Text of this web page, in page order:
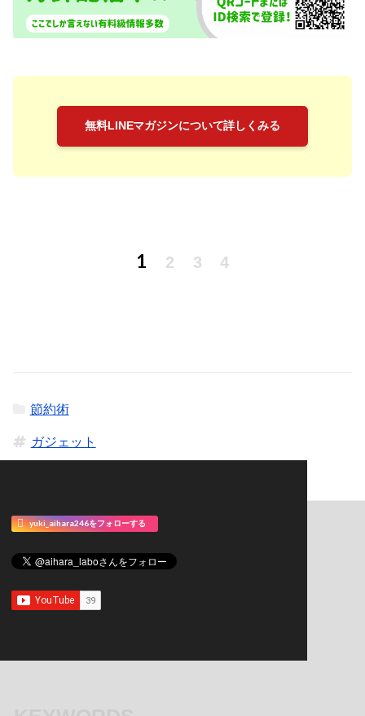
無料LINEマガジンについて詳しくみる
1 2 3 4
節約術
ガジェット
yuki_aihara246をフォローする